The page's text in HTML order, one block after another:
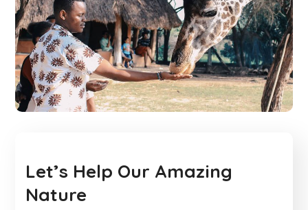
Let’s Help Our Amazing
Nature